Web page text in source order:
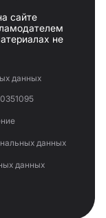
сайте
не
данных
данных
данных